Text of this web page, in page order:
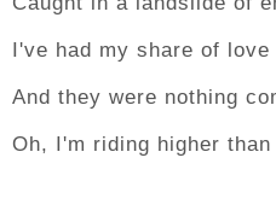
I've had my share of
And they were nothing
Oh, I'm riding higher